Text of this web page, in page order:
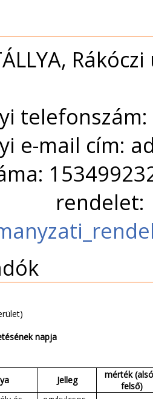
e-mail cím:
napja
Jelleg
mérték
felső)